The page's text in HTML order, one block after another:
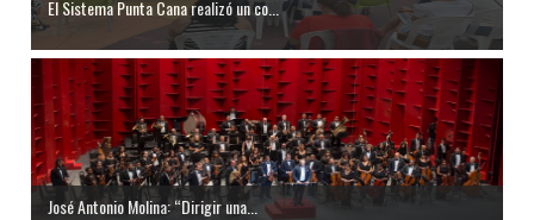
El Sistema Punta Cana realizó un co...
José Antonio Molina: “Dirigir una...